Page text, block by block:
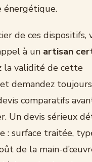
énergétique.
de ces dispositifs,
à un artisan
la validité de cette
demandez
comparatifs
Un devis sérieux
: surface traitée,
de la main-